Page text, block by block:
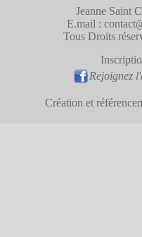
Jeanne Saint
E.mail :
Tous Droits
Rejoignez
Création et